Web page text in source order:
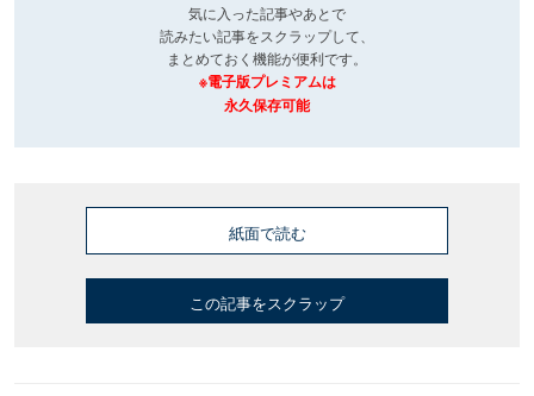
気に入った記事やあとで
読みたい記事をスクラップして、
まとめておく機能が便利です。
※電子版プレミアムは
永久保存可能
紙面で読む
この記事をスクラップ